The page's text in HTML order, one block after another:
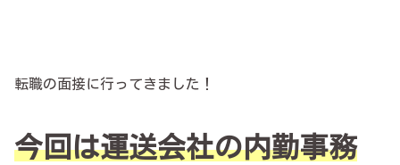
転職の面接に行ってきました！
今回は運送会社の内勤事務